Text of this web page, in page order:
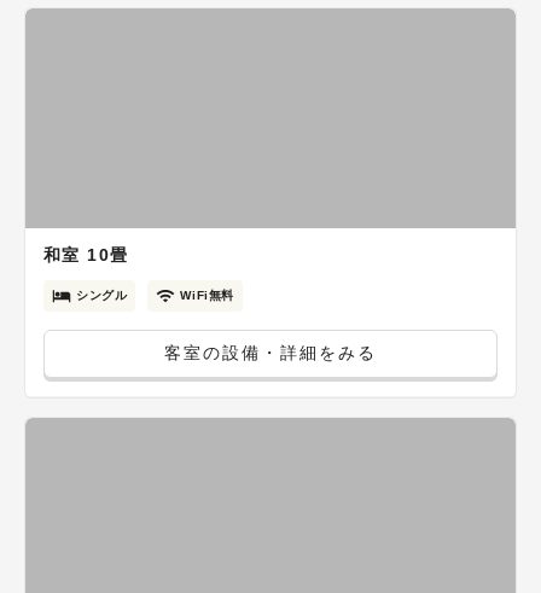
和室 10畳
シングル WiFi無料
客室の設備・詳細をみる